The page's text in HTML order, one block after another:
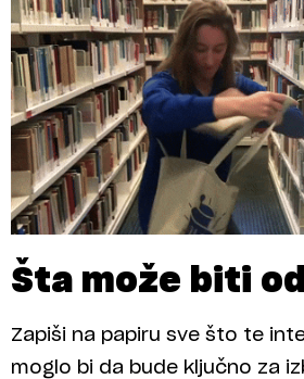
Šta može biti
Zapiši na papiru sve što te
moglo bi da bude ključno za